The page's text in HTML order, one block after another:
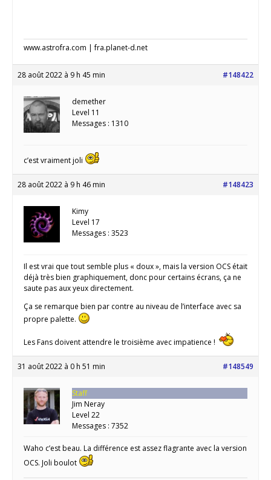
www.astrofra.com | fra.planet-d.net
28 août 2022 à 9 h 45 min #148422
demether
Level 11
Messages : 1310
c’est vraiment joli
28 août 2022 à 9 h 46 min #148423
Kimy
Level 17
Messages : 3523
Il est vrai que tout semble plus « doux », mais la version OCS était
déjà très bien graphiquement, donc pour certains écrans, ça ne
saute pas aux yeux directement.
Ça se remarque bien par contre au niveau de l’interface avec sa
propre palette.
Les Fans doivent attendre le troisième avec impatience !
31 août 2022 à 0 h 51 min #148549
Staff
Jim Neray
Level 22
Messages : 7352
Waho c’est beau. La différence est assez flagrante avec la version
OCS. Joli boulot